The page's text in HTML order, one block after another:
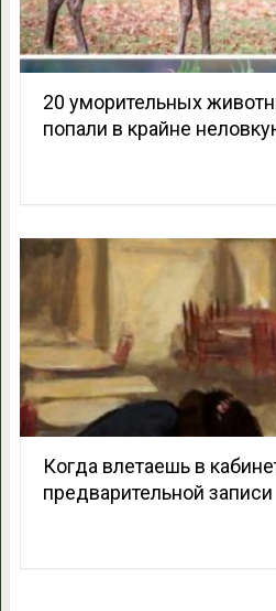
20 уморительных
попали в крайне
Когда влетаешь в
предварительной записи